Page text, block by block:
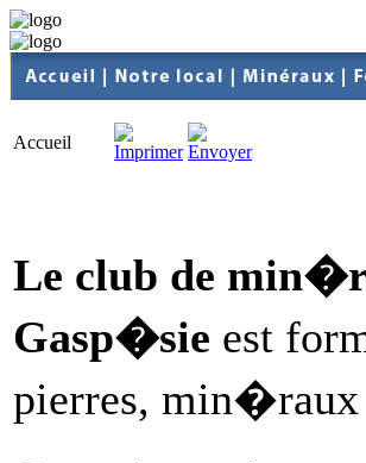
Accueil
Le club de
Gasp�sie est
pierres, min�raux